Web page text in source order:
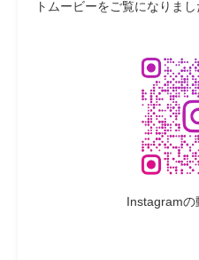
トムービーをご覧になりまし
Instagramの